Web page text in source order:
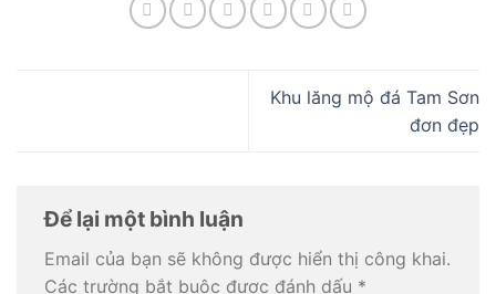
Khu lăng mộ đá Tam Sơn
đơn đẹp
Để lại một bình luận
Email của bạn sẽ không được hiển thị công khai.
Các trường bắt buộc được đánh dấu *